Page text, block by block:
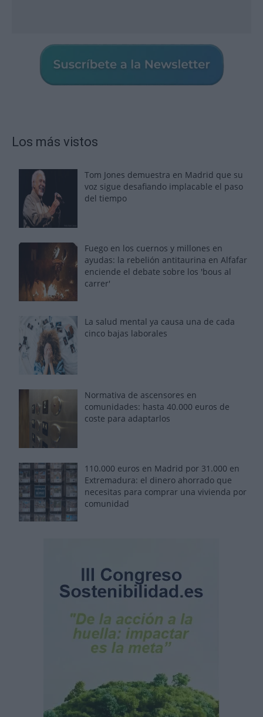
Los más vistos
Tom Jones demuestra en Madrid que su
voz sigue desafiando implacable el paso
del tiempo
Fuego en los cuernos y millones en
ayudas: la rebelión antitaurina en Alfafar
enciende el debate sobre los 'bous al
carrer'
La salud mental ya causa una de cada
cinco bajas laborales
Normativa de ascensores en
comunidades: hasta 40.000 euros de
coste para adaptarlos
110.000 euros en Madrid por 31.000 en
Extremadura: el dinero ahorrado que
necesitas para comprar una vivienda por
comunidad